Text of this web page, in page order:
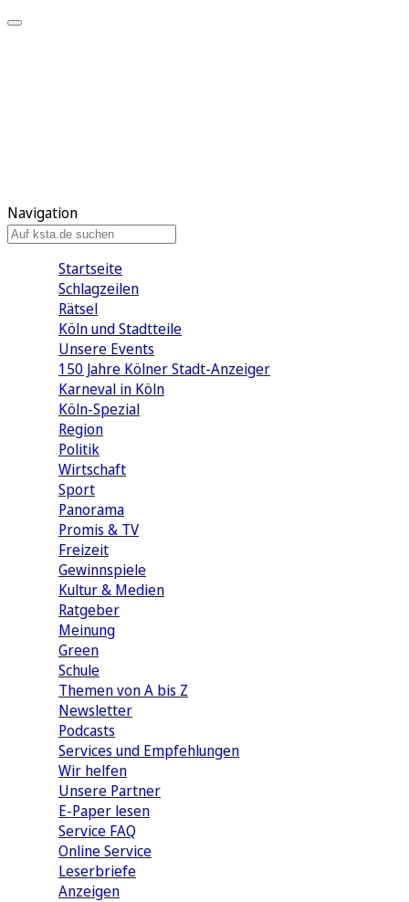
Navigation
Startseite
Schlagzeilen
Rätsel
Köln und Stadtteile
Unsere Events
150 Jahre Kölner Stadt-Anzeiger
Karneval in Köln
Köln-Spezial
Region
Politik
Wirtschaft
Sport
Panorama
Promis & TV
Freizeit
Gewinnspiele
Kultur & Medien
Ratgeber
Meinung
Green
Schule
Themen von A bis Z
Newsletter
Podcasts
Services und Empfehlungen
Wir helfen
Unsere Partner
E-Paper lesen
Service FAQ
Online Service
Leserbriefe
Anzeigen